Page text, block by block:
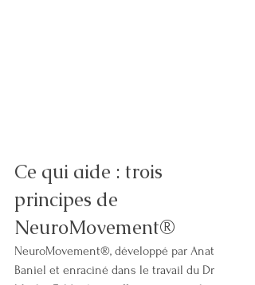
Ce qui aide : trois
principes de
NeuroMovement®
NeuroMovement®, développé par Anat
Baniel et enraciné dans le travail du Dr